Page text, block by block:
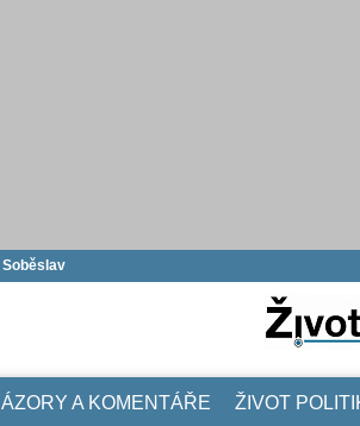
Soběslav
A KOMENTÁŘE ŽIVOT